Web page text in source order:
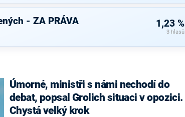
- ZA PRÁVA
1,23 %
3 hlasů
Úmorné, ministři s námi nechodí do
debat, popsal Grolich situaci v opozici.
Chystá velký krok